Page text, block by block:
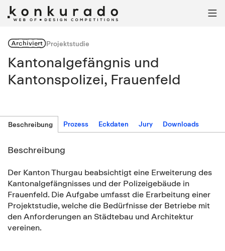

ArchiviertProjektstudie
Kantonalgefängnis und
Kantonspolizei, Frauenfeld
Beschreibung Prozess Eckdaten Jury Downloads
Beschreibung
Der Kanton Thurgau beabsichtigt eine Erweiterung des
Kantonalgefängnisses und der Polizeigebäude in
Frauenfeld. Die Aufgabe umfasst die Erarbeitung einer
Projektstudie, welche die Bedürfnisse der Betriebe mit
den Anforderungen an Städtebau und Architektur
vereinen.